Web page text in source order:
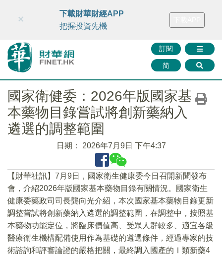
財華智庫網 FINTV FINMETA 財華證券 媒體矩陣
訂閱
简
×
下載財華財經APP
把握投資先機
國家衛健委：2026年版國家基
本藥物目錄嘗試將創新藥納入
遴選的調整範圍
日期： 2026年7月9日 下午4:37
【財華社訊】7月9日，國家衛生健康委今日召開新聞發布
會，介紹2026年版國家基本藥物目錄有關情況。國家衛生
健康委藥政司司長龔向光介紹，本次國家基本藥物目錄更新
調整嘗試將創新藥納入遴選的調整範圍，在調整中，按照基
本藥物功能定位，將臨床價值高、受眾人群較多、適宜各級
醫療衛生機構配備使用作為基礎的遴選條件，經過專家的技
術諮詢和評審論證的嚴格把關，最終調入國產的Ⅰ類新藥4